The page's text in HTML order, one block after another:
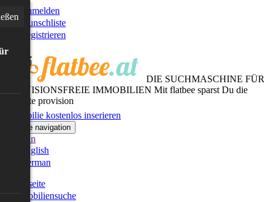
Anmelden
Wunschliste
Registrieren
DIE SUCHMASCHINE FÜR
PROVISIONSFREIE IMMOBILIEN Mit flatbee sparst Du die
gesamte provision
Immobilie kostenlos inserieren
Toggle navigation
German
English
German
Startseite
Immobiliensuche